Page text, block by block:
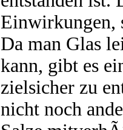
Einwirkungen,
Da man Glas
kann, gibt es
zielsicher zu
nicht noch